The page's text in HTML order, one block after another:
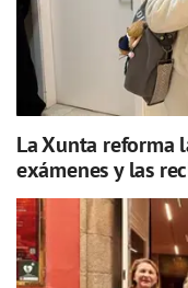
La Xunta reforma
exámenes y las